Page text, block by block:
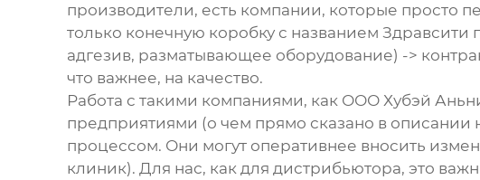
производители, есть компании, которые просто
только конечную коробку с названием Здравсити
адгезив, разматывающее оборудование) ->
что важнее, на качество.
Работа с такими компаниями, как ООО Хубэй
предприятиями (о чем прямо сказано в описании
процессом. Они могут оперативнее вносить
клиник). Для нас, как для дистрибьютора, это